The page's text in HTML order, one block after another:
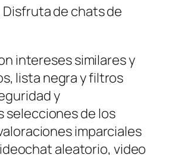
de chats de
intereses similares y
lista negra y filtros
y
selecciones de los
imparciales
aleatorio, video